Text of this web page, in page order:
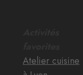
Atelier cuisine